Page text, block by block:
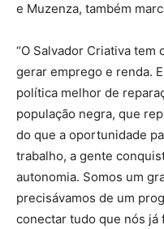
e Muzenza, também
“O Salvador Criativa
gerar emprego e renda.
política melhor de
população negra, que
do que a oportunidade
trabalho, a gente
autonomia. Somos um
precisávamos de um
conectar tudo que nós já